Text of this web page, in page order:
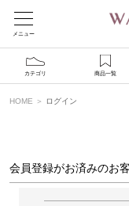
メニュー
カテゴリ 商品一覧
HOME ログイン
会員登録がお済みのお